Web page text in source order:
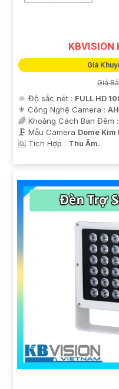
KBVISION
Giá
Giá
🔆 Độ sắc nét : FULL HD
⚜️ Công Nghệ Camera :
🌈 Khoảng Cách Ban Đêm :
🗜️ Mẫu Camera Dome Kim
️🆑 Tích Hợp : Thu Âm.